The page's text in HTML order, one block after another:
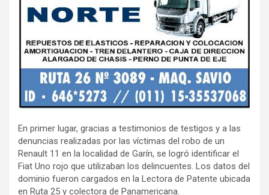
En primer lugar, gracias a testimonios de testigos y a las
denuncias realizadas por las víctimas del robo de un
Renault 11 en la localidad de Garín, se logró identificar el
Fiat Uno rojo que utilizaban los delincuentes. Los datos del
dominio fueron cargados en la Lectora de Patente ubicada
en Ruta 25 y colectora de Panamericana.